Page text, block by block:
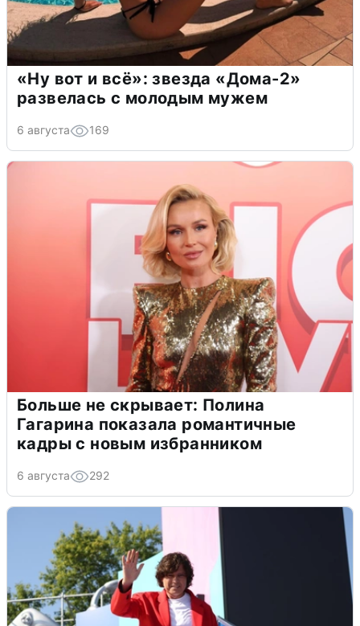
«Ну вот и всё»: звезда «Дома-2»
развелась с молодым мужем
6 августа 169
Больше не скрывает: Полина
Гагарина показала романтичные
кадры с новым избранником
6 августа 292